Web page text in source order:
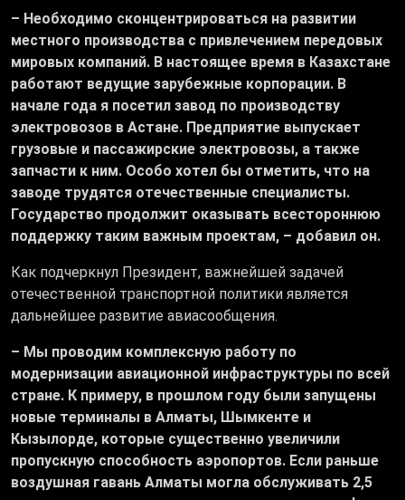
– Необходимо сконцентрироваться на развитии
местного производства с привлечением передовых
мировых компаний. В настоящее время в Казахстане
работают ведущие зарубежные корпорации. В
начале года я посетил завод по производству
электровозов в Астане. Предприятие выпускает
грузовые и пассажирские электровозы, а также
запчасти к ним. Особо хотел бы отметить, что на
заводе трудятся отечественные специалисты.
Государство продолжит оказывать всестороннюю
поддержку таким важным проектам, – добавил он.
Как подчеркнул Президент, важнейшей задачей
отечественной транспортной политики является
дальнейшее развитие авиасообщения.
– Мы проводим комплексную работу по
модернизации авиационной инфраструктуры по всей
стране. К примеру, в прошлом году были запущены
новые терминалы в Алматы, Шымкенте и
Кызылорде, которые существенно увеличили
пропускную способность аэропортов. Если раньше
воздушная гавань Алматы могла обслуживать 2,5